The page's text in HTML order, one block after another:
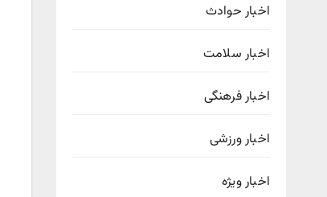
اخبار حوادث
اخبار سلامت
اخبار فرهنگی
اخبار ورزشی
اخبار ویژه